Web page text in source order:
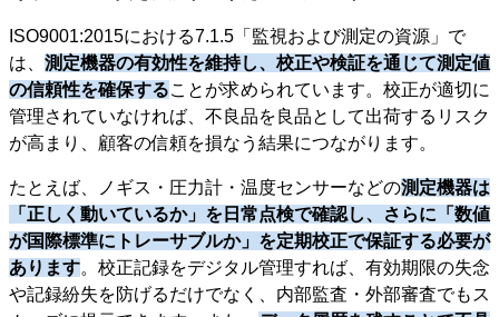
ISO9001:2015における7.1.5「監視および測定の資源」で
は、 測定機器の有効性を維持し、校正や検証を通じて測定値
の信頼性を確保することが求められています。校正が適切に
管理されていなければ、不良品を良品として出荷するリスク
が高まり、顧客の信頼を損なう結果につながります。
たとえば、ノギス・圧力計・温度センサーなどの測定機器は
「正しく動いているか」を日常点検で確認し、さらに「数値
が国際標準にトレーサブルか」を定期校正で保証する必要が
あります。校正記録をデジタル管理すれば、有効期限の失念
や記録紛失を防げるだけでなく、内部監査・外部審査でもス